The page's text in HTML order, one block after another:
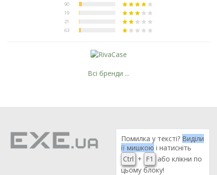
Всі бренди ...
Помилка у тексті? Виділи
її мишкою і натисніть
Ctrl + F1
або клікни по
цьому блоку!